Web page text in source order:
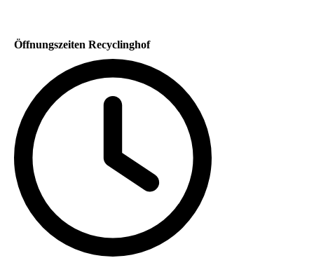
Öffnungszeiten Recyclinghof